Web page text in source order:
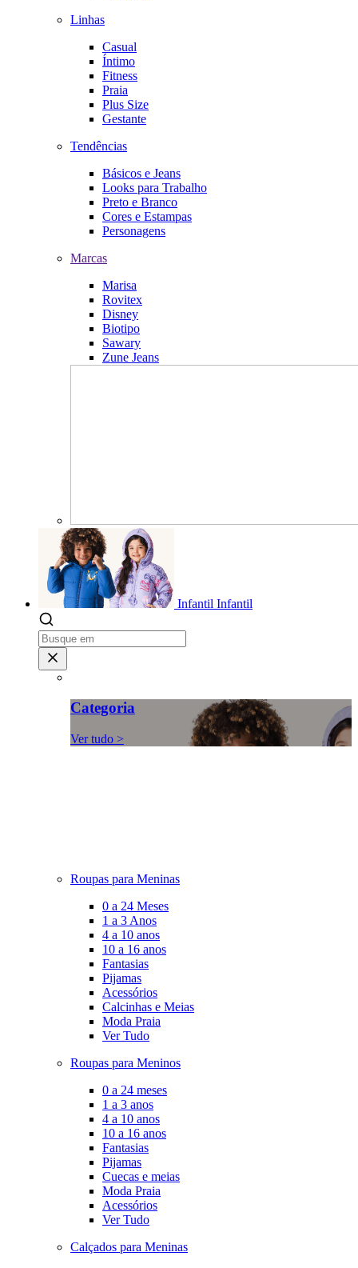
Linhas
Casual
Íntimo
Fitness
Praia
Plus Size
Gestante
Tendências
Básicos e Jeans
Looks para Trabalho
Preto e Branco
Cores e Estampas
Personagens
Marcas
Marisa
Rovitex
Disney
Biotipo
Sawary
Zune Jeans
Infantil Infantil
Categoria
Ver tudo >
Roupas para Meninas
0 a 24 Meses
1 a 3 Anos
4 a 10 anos
10 a 16 anos
Fantasias
Pijamas
Acessórios
Calcinhas e Meias
Moda Praia
Ver Tudo
Roupas para Meninos
0 a 24 meses
1 a 3 anos
4 a 10 anos
10 a 16 anos
Fantasias
Pijamas
Cuecas e meias
Moda Praia
Acessórios
Ver Tudo
Calçados para Meninas